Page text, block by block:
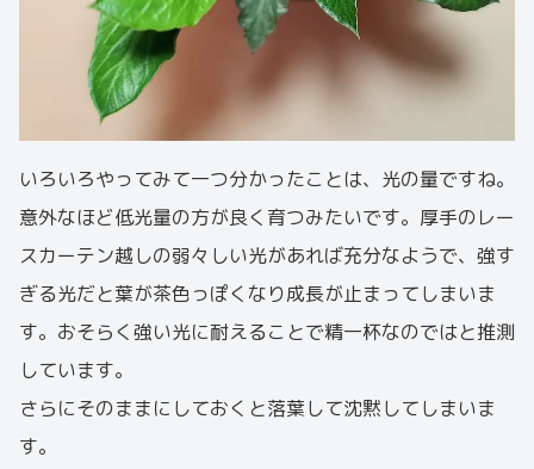
いろいろやってみて一つ分かったことは、光の量ですね。
意外なほど低光量の方が良く育つみたいです。厚手のレー
スカーテン越しの弱々しい光があれば充分なようで、強す
ぎる光だと葉が茶色っぽくなり成長が止まってしまいま
す。おそらく強い光に耐えることで精一杯なのではと推測
しています。
さらにそのままにしておくと落葉して沈黙してしまいま
す。